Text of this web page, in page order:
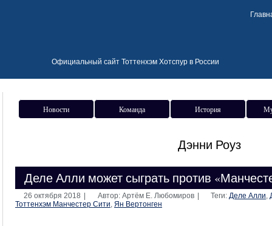
Официальный сайт Тоттенхэм Хотспур в России
Новости Команда История
Дэнни Роуз
Деле Алли может сыграть против
26 октября 2018 Автор: Артём Е. Любомиров Теги: Деле Алли,
Тоттенхэм Манчестер Сити, Ян Вертонген